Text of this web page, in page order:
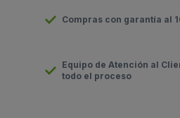
Compras con garantía al
Equipo de Atención al
todo el proceso